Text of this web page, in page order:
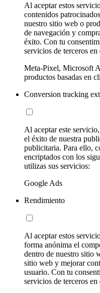
Al aceptar estos
contenidos
nuestro sitio web o
de navegación y
éxito. Con tu
servicios de terceros
Meta-Pixel, Microsoft
productos basadas en
Conversion tracking
Al aceptar este
el éxito de nuestra
publicitaria. Para ello,
encriptados con los
utilizas sus servicios:
Google Ads
Rendimiento
Al aceptar estos
forma anónima el
dentro de nuestro sitio
sitio web y mejorar
usuario. Con tu
servicios de terceros